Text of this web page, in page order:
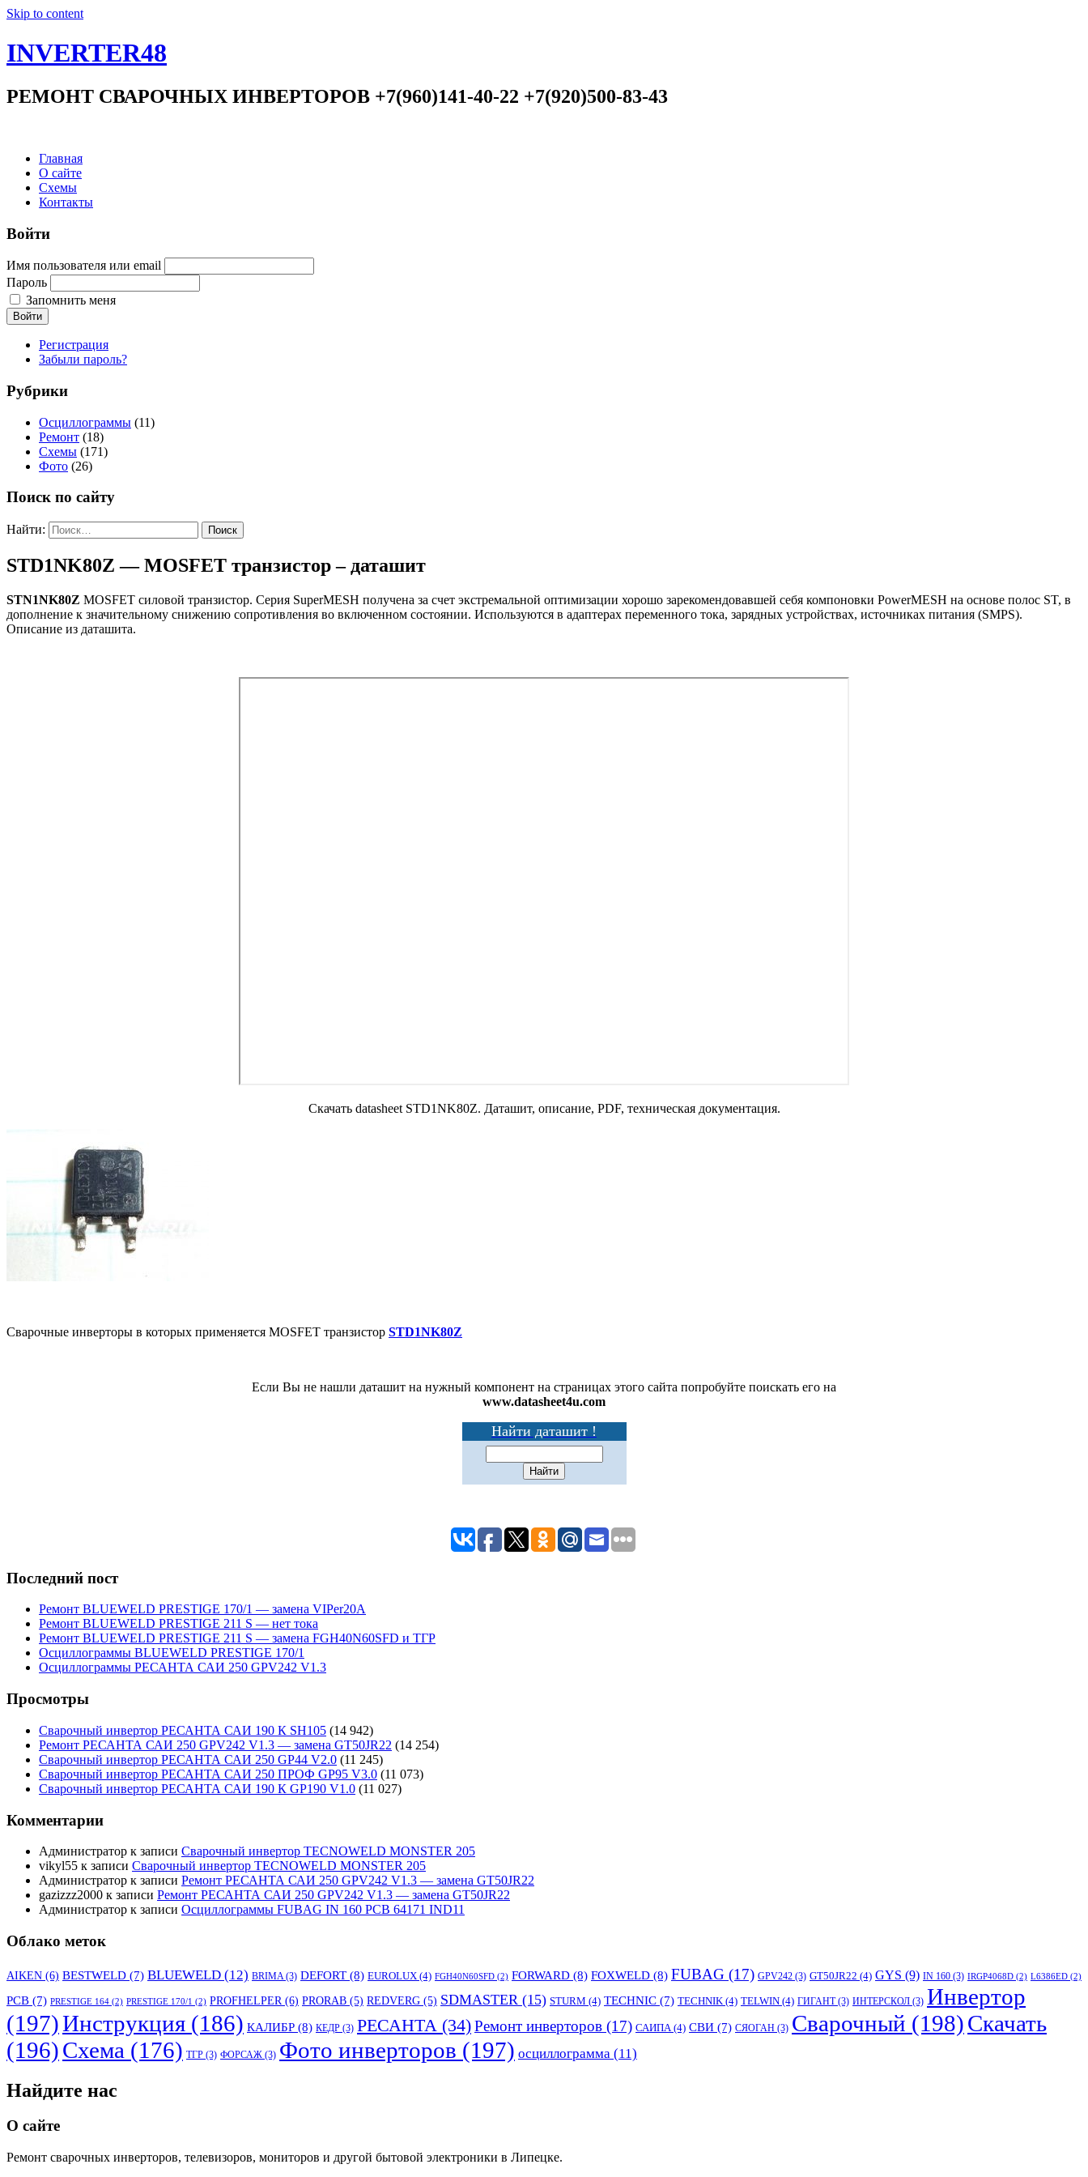
Skip to content
INVERTER48
РЕМОНТ СВАРОЧНЫХ ИНВЕРТОРОВ +7(960)141-40-22 +7(920)500-83-43
Главная
О сайте
Схемы
Контакты
Войти
Имя пользователя или email
Пароль
Запомнить меня
Войти
Регистрация
Забыли пароль?
Рубрики
Осциллограммы (11)
Ремонт (18)
Схемы (171)
Фото (26)
Поиск по сайту
Найти:
STD1NK80Z — MOSFET транзистор – даташит
STN1NK80Z MOSFET силовой транзистор. Серия SuperMESH получена за счет экстремальной оптимизации хорошо зарекомендовавшей себя компоновки PowerMESH на основе полос ST, в
дополнение к значительному снижению сопротивления во включенном состоянии. Используются в адаптерах переменного тока, зарядных устройствах, источниках питания (SMPS).
Описание из даташита.
Скачать datasheet STD1NK80Z. Даташит, описание, PDF, техническая документация.
Сварочные инверторы в которых применяется MOSFET транзистор STD1NK80Z
Если Вы не нашли даташит на нужный компонент на страницах этого сайта попробуйте поискать его на
www.datasheet4u.com
Найти даташит !
Последний пост
Ремонт BLUEWELD PRESTIGE 170/1 — замена VIPer20A
Ремонт BLUEWELD PRESTIGE 211 S — нет тока
Ремонт BLUEWELD PRESTIGE 211 S — замена FGH40N60SFD и ТГР
Осциллограммы BLUEWELD PRESTIGE 170/1
Осциллограммы РЕСАНТА САИ 250 GPV242 V1.3
Просмотры
Сварочный инвертор РЕСАНТА САИ 190 К SH105 (14 942)
Ремонт РЕСАНТА САИ 250 GPV242 V1.3 — замена GT50JR22 (14 254)
Сварочный инвертор РЕСАНТА САИ 250 GP44 V2.0 (11 245)
Сварочный инвертор РЕСАНТА САИ 250 ПРОФ GP95 V3.0 (11 073)
Сварочный инвертор РЕСАНТА САИ 190 К GP190 V1.0 (11 027)
Комментарии
Администратор к записи Сварочный инвертор TECNOWELD MONSTER 205
vikyl55 к записи Сварочный инвертор TECNOWELD MONSTER 205
Администратор к записи Ремонт РЕСАНТА САИ 250 GPV242 V1.3 — замена GT50JR22
gazizzz2000 к записи Ремонт РЕСАНТА САИ 250 GPV242 V1.3 — замена GT50JR22
Администратор к записи Осциллограммы FUBAG IN 160 PCB 64171 IND11
Облако меток
AIKEN (6) BESTWELD (7) BLUEWELD (12) BRIMA (3) DEFORT (8) EUROLUX (4) FGH40N60SFD (2) FORWARD (8) FOXWELD (8) FUBAG (17) GPV242 (3) GT50JR22 (4) GYS (9) IN 160 (3) IRGP4068D (2) L6386ED (2)
PCB (7) PRESTIGE 164 (2) PRESTIGE 170/1 (2) PROFHELPER (6) PRORAB (5) REDVERG (5) SDMASTER (15) STURM (4) TECHNIC (7) TECHNIK (4) TELWIN (4) ГИГАНТ(3) ИНТЕРСКОЛ (3) Инвертор
(197)Инструкция (186) КАЛИБР (8) КЕДР (3) РЕСАНТА (34)Ремонт инверторов (17) САИПА (4) СВИ (7) СЯОГАН (3) Сварочный (198)Скачать
(196)Схема (176) ТГР (3) ФОРСАЖ (3) Фото инверторов (197) осциллограмма (11)
Найдите нас
О сайте
Ремонт сварочных инверторов, телевизоров, мониторов и другой бытовой электроники в Липецке.